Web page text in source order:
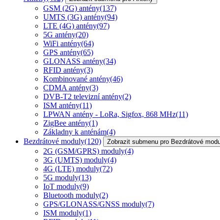
GSM (2G) antény(137)
UMTS (3G) antény(94)
LTE (4G) antény(97)
5G antény(20)
WiFi antény(64)
GPS antény(65)
GLONASS antény(34)
RFID antény(3)
Kombinované antény(46)
CDMA antény(3)
DVB-T2 televizní antény(2)
ISM antény(11)
LPWAN antény - LoRa, Sigfox, 868 MHz(11)
ZigBee antény(1)
Základny k anténám(4)
Bezdrátové moduly(120) Zobrazit submenu pro Bezdrátové
2G (GSM/GPRS) moduly(4)
3G (UMTS) moduly(4)
4G (LTE) moduly(72)
5G moduly(13)
IoT moduly(9)
Bluetooth moduly(2)
GPS/GLONASS/GNSS moduly(7)
ISM moduly(1)